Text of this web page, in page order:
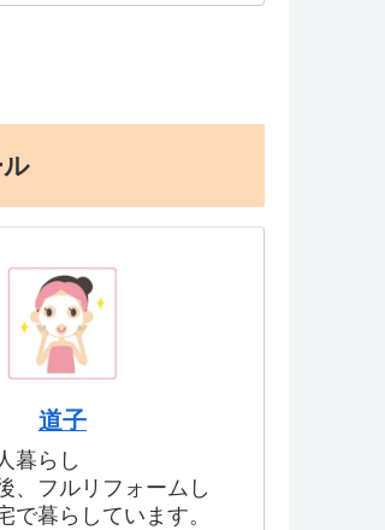
道子
暮らし
、フルリフォームし
で暮らしています。